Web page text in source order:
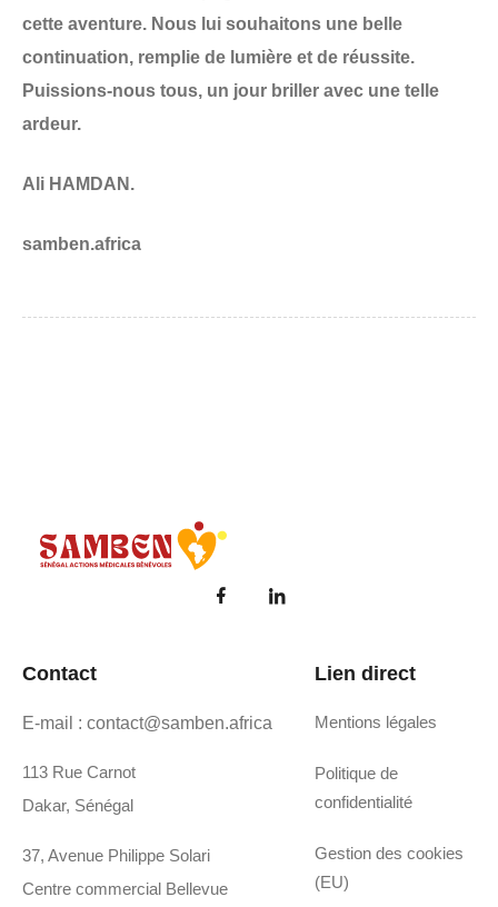
cette aventure. Nous lui souhaitons une belle
continuation, remplie de lumière et de réussite.
Puissions-nous tous, un jour briller avec une telle
ardeur.
Ali HAMDAN.
samben.africa
Samben
Réparons les coeurs de l'avenir du Sénégal
Contact
E-mail : contact@samben.africa
113 Rue Carnot
Dakar, Sénégal
37, Avenue Philippe Solari
Centre commercial Bellevue
Lien direct
Mentions légales
Politique de
confidentialité
Gestion des cookies
(EU)